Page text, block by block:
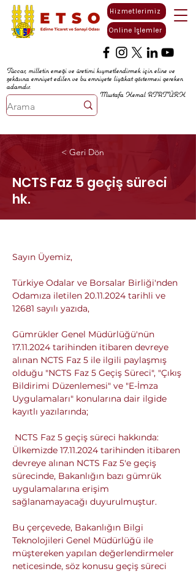
Online İşlemler
Hizmetlerimiz
Tüccar, milletin emeği ve üretimi kıymetlendirmek için eline ve
zekâsına emniyet edilen ve bu emniyete liyâkat göstermesi gereken
adamdır.
Mustafa Kemal ATATÜRK
< Geri Dön
NCTS Faz 5 geçiş süreci
hk.
Sayın Üyemiz,
Türkiye Odalar ve Borsalar Birliği'nden
Odamıza iletilen 20.11.2024 tarihli ve
12681 sayılı yazıda,
Gümrükler Genel Müdürlüğü'nün
17.11.2024 tarihinden itibaren devreye
alınan NCTS Faz 5 ile ilgili paylaşmış
olduğu "NCTS Faz 5 Geçiş Süreci", "Çıkış
Bildirimi Düzenlemesi" ve "E-İmza
Uygulamaları" konularına dair ilgide
kayıtlı yazılarında;
NCTS Faz 5 geçiş süreci hakkında:
Ülkemizde 17.11.2024 tarihinden itibaren
devreye alınan NCTS Faz 5'e geçiş
sürecinde, Bakanlığın bazı gümrük
uygulamalarına erişim
sağlanamayacağı duyurulmuştur.
Bu çerçevede, Bakanlığın Bilgi
Teknolojileri Genel Müdürlüğü ile
müştereken yapılan değerlendirmeler
neticesinde, söz konusu geçiş süreci